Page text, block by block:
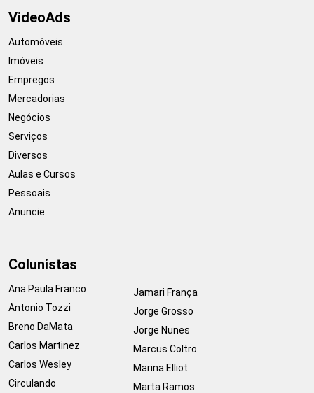
VideoAds
Automóveis
Imóveis
Empregos
Mercadorias
Negócios
Serviços
Diversos
Aulas e Cursos
Pessoais
Anuncie
Colunistas
Ana Paula Franco
Antonio Tozzi
Breno DaMata
Carlos Martinez
Carlos Wesley
Circulando
Jamari França
Jorge Grosso
Jorge Nunes
Marcus Coltro
Marina Elliot
Marta Ramos